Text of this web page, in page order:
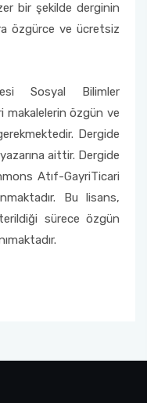
bir şekilde derginin
özgürce ve ücretsiz
Sosyal Bilimler
makalelerin özgün ve
Dergide
aittir. Dergide
Atıf-GayriTicari
Bu lisans,
sürece özgün